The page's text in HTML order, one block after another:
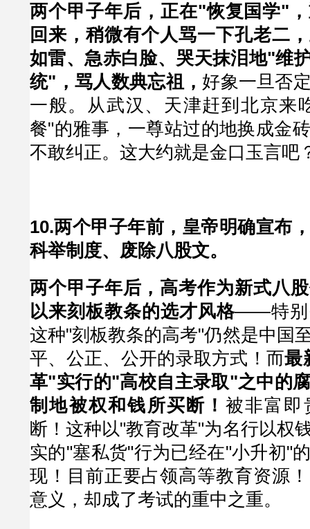
两个甲子年后，正在"恢复国学"
回来，稍微有个人骂一下孔老二
如雷、急赤白脸、哭天抹泪地"维
统"，骂人数典忘祖， 好象一旦否
一般。从武汉、天津赶到北京来
餐"的雅事，一尊站过的地换成金
不敢纠正。这大约就是金口玉言吧
10.两个甲子年前，皇帝明确宣布
科举制度、废除八股文。
两个甲子年后，高考作为新式八
以来刻板教条的选才风格——特别
这种"刻板教条的高考"仍然是中国
平、公正、公开的录取方式！而最
革"实行的"高校自主录取"之中的
制地被权和钱所买断！ 被非富即
断！这种以"教育改革"为名行以权
实的"塞私货"行为已经在"小升初"
现！目前正要占领高等教育资源
意义，却成了考试的重中之重。